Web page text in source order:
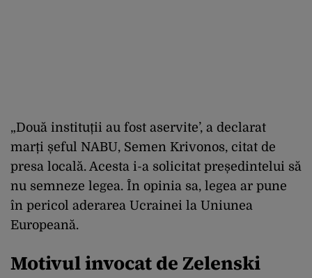
„Două instituții au fost aservite’, a declarat
marți șeful NABU, Semen Krivonos, citat de
presa locală. Acesta i-a solicitat președintelui să
nu semneze legea. În opinia sa, legea ar pune
în pericol aderarea Ucrainei la Uniunea
Europeană.
Motivul invocat de Zelenski